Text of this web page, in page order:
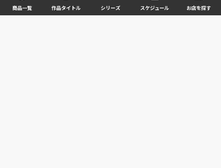
商品一覧 作品タイトル シリーズ スケジュール お店を探す